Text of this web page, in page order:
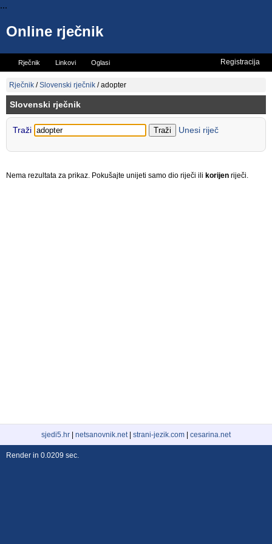
...
Online rječnik
Rječnik Linkovi Oglasi
Vicevi Mini rječnik
Registracija
Rječnik /Slovenski rječnik /adopter
Slovenski rječnik
Traži Unesi riječ
Nema rezultata za prikaz. Pokušajte unijeti samo dio riječi ili korijen riječi.
sjedi5.hr netsanovnik.net| strani-jezik.com cesarina.net
Render in 0.0209 sec.